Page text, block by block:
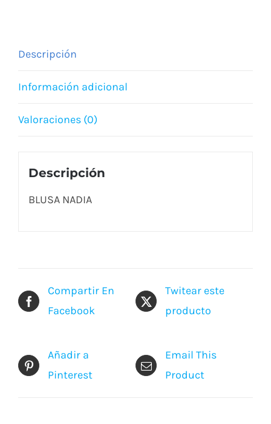
Descripción
Información adicional
Valoraciones (0)
Descripción
BLUSA NADIA
Compartir En
Facebook
Twitear este
producto
Añadir a
Pinterest
Email This
Product